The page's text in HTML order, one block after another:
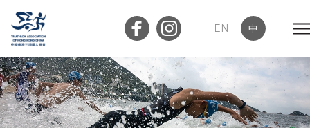
EN 中
會員登入 屬會登入